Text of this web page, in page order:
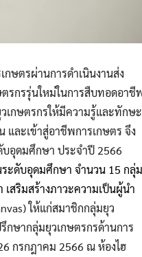
กษตรผ่านการดำเนินงานส่ง
รกรรุ่นใหม่ในการสืบทอดอาชี
เกษตรกรให้มีความรู้และทักษะ
และเข้าสู่อาชีพการเกษตร จึง
อุดมศึกษา ประจำปี 2566
ะดับอุดมศึกษา จำนวน 15 กลุ่ม
สริมสร้างภาวะความเป็นผู้นำ
ให้แก่สมาชิกกลุ่มยุว
กษากลุ่มยุวเกษตรกรด้านการ
กรกฎาคม 2566 ณ ห้องไฮ